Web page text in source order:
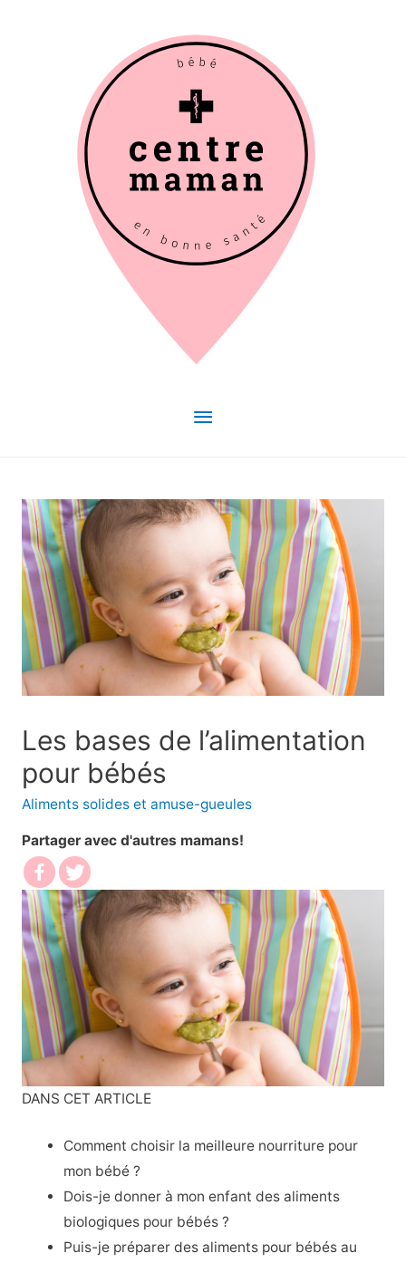
Menu
Les bases de l’alimentation
pour bébés
Aliments solides et amuse-gueules
Partager avec d'autres mamans!
DANS CET ARTICLE
Comment choisir la meilleure nourriture pour
mon bébé ?
Dois-je donner à mon enfant des aliments
biologiques pour bébés ?
Puis-je préparer des aliments pour bébés au